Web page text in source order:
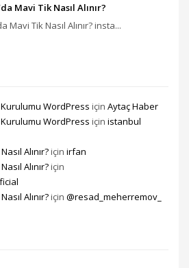
Mavi Tik Nasıl Alınır?
Mavi Tik Nasıl Alınır? insta...
Kurulumu WordPress için Aytaç Haber
Kurulumu WordPress için istanbul
Alınır?için irfan
Alınır?için
Alınır?için @resad_meherremov_